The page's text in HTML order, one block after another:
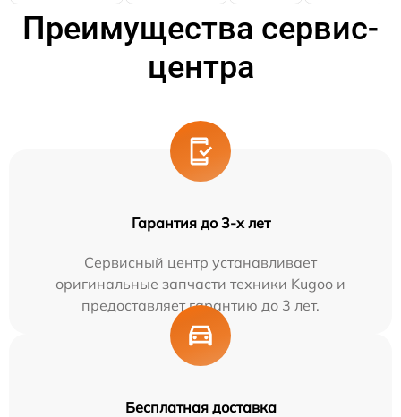
Преимущества сервис-
центра
Гарантия до 3-х лет
Сервисный центр устанавливает
оригинальные запчасти техники Kugoo и
предоставляет гарантию до 3 лет.
Бесплатная доставка